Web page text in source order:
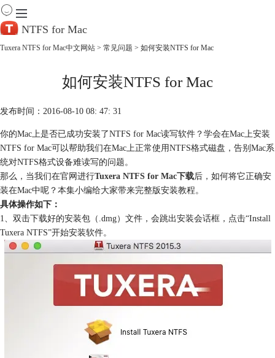
NTFS for Mac
服务中心
购买
Tuxera NTFS for Mac中文网站 > 常见问题 > 如何安装NTFS for Mac
如何安装NTFS for Mac
发布时间：2016-08-10 08: 47: 31
你的Mac上是否已成功安装了NTFS for Mac读写软件？学会在Mac上安装
NTFS for Mac可以帮助我们在Mac上正常使用NTFS格式磁盘，告别Mac系
统对NTFS格式设备难读写的问题。
那么，当我们在官网进行Tuxera NTFS for Mac下载后，如何将它正确安
装在Mac中呢？本集小编给大家带来完整版安装教程。
具体操作如下：
1、双击下载好的安装包（.dmg）文件，会跳出安装会话框，点击“Install
Tuxera NTFS”开始安装软件。